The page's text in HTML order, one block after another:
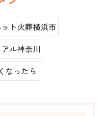
ト火葬横浜市
ル神奈川
なったら